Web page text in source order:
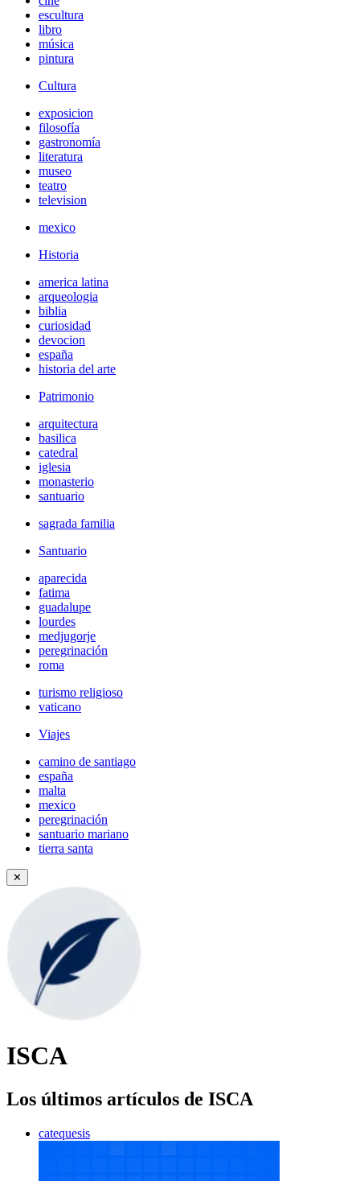
escultura
libro
música
pintura
Cultura
exposicion
filosofía
gastronomía
literatura
museo
teatro
television
mexico
Historia
america latina
arqueologia
biblia
curiosidad
devocion
españa
historia del arte
Patrimonio
arquitectura
basilica
catedral
iglesia
monasterio
santuario
sagrada familia
Santuario
aparecida
fatima
guadalupe
lourdes
medjugorje
peregrinación
roma
turismo religioso
vaticano
Viajes
camino de santiago
españa
malta
mexico
peregrinación
santuario mariano
tierra santa
✕
ISCA
Los últimos artículos de ISCA
catequesis